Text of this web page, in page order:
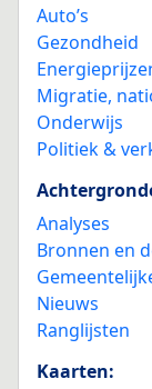
Auto’s
Gezondheid
Migratie,
Onderwijs
Politiek &
Analyses
Bronnen en
Nieuws
Ranglijsten
Kaarten: